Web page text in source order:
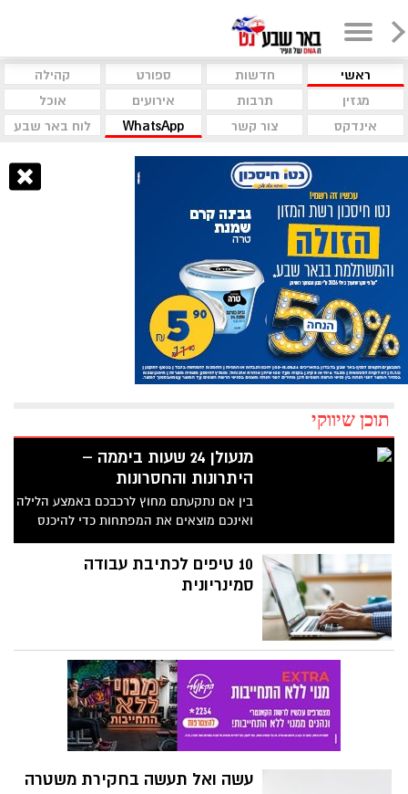
ראשי חדשות ספורט
קהילה
מגזין
תרבות אירועים
אוכל
אינדקס
צור קשר WhatsApp לוח באר שבע
תוכן שיווקי
מנעולן 24 שעות ביממה –
היתרונות והחסרונות
בין אם נתקעתם מחוץ לרכבכם באמצע הלילה
ואינכם מוצאים את המפתחות כדי להיכנס
לרכב ולחזור הבית ובין אם בבוקר, כשאתם
ממהרים לעבודה ורוצים לנעול את הבית,
נשברו המפתחות בתוך המנעול ועתה אינכם
לכם את המענה המתאים, ובתנאי שזה מנעולן
24/7. אילו יתרונות או חסרונות מציע מנעולן
מוסמך, העובד סביב השעון? הנה, התשובה:
10 טיפים לכתיבת עבודה
סמינריונית
עשה ואל תעשה בחקירת משטרה